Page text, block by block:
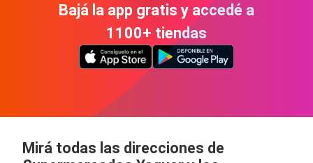
Bajá la app gratis y accedé a
1100+ tiendas
Mirá todas las direcciones de